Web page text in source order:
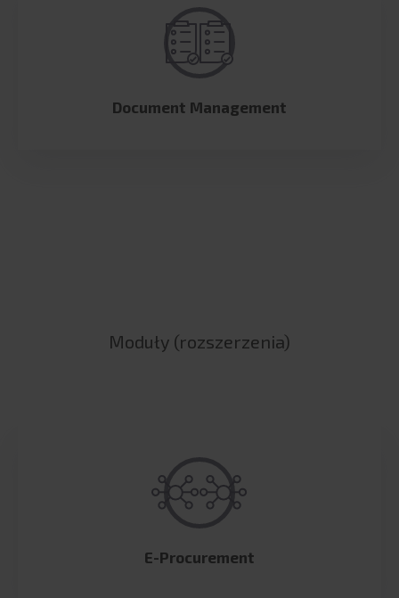
Document Management
Moduły (rozszerzenia)
E-Procurement